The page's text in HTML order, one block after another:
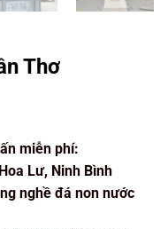
Thơ
miễn phí:
Lư, Ninh Bình
nghề đá non nước